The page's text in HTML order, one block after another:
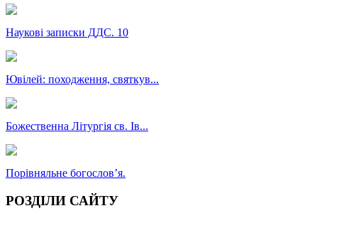
Наукові записки ДДС. 10
Ювілей: походження, святкув...
Божественна Літургія св. Ів...
Порівняльне богословʼя.
РОЗДІЛИ САЙТУ